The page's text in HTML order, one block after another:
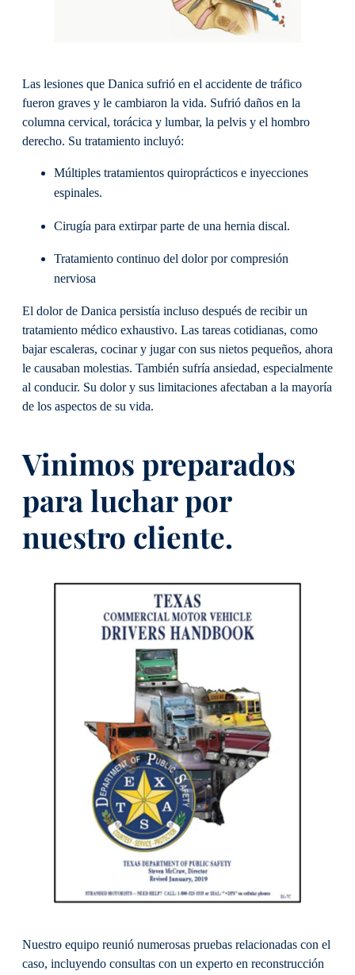
Las lesiones que Danica sufrió en el accidente de tráfico
fueron graves y le cambiaron la vida. Sufrió daños en la
columna cervical, torácica y lumbar, la pelvis y el hombro
derecho. Su tratamiento incluyó:
Múltiples tratamientos quiroprácticos e inyecciones
espinales.
Cirugía para extirpar parte de una hernia discal.
Tratamiento continuo del dolor por compresión
nerviosa
El dolor de Danica persistía incluso después de recibir un
tratamiento médico exhaustivo. Las tareas cotidianas, como
bajar escaleras, cocinar y jugar con sus nietos pequeños, ahora
le causaban molestias. También sufría ansiedad, especialmente
al conducir. Su dolor y sus limitaciones afectaban a la mayoría
de los aspectos de su vida.
Vinimos preparados
para luchar por
nuestro cliente.
Nuestro equipo reunió numerosas pruebas relacionadas con el
caso, incluyendo consultas con un experto en reconstrucción